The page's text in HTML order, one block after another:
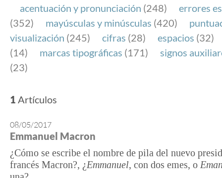
acentuación y pronunciación (248)
errores
(352)
mayúsculas y minúsculas (420)
visualización (245) cifras (28) espacios (32)
(14)
marcas tipográficas (171)
signos
(23)
1 Artículos
08/05/2017
Emmanuel Macron
¿Cómo se escribe el nombre de pila del nuevo
francés Macron?, ¿Emmanuel, con dos emes, o